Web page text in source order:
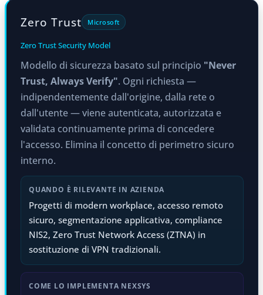
Zero Trust Microsoft
Zero Trust Security Model
Modello di sicurezza basato sul principio "Never
Trust, Always Verify". Ogni richiesta —
indipendentemente dall'origine, dalla rete o
dall'utente — viene autenticata, autorizzata e
validata continuamente prima di concedere
l'accesso. Elimina il concetto di perimetro sicuro
interno.
QUANDO È RILEVANTE IN AZIENDA
Progetti di modern workplace, accesso remoto
sicuro, segmentazione applicativa, compliance
NIS2, Zero Trust Network Access (ZTNA) in
sostituzione di VPN tradizionali.
COME LO IMPLEMENTA NEXSYS